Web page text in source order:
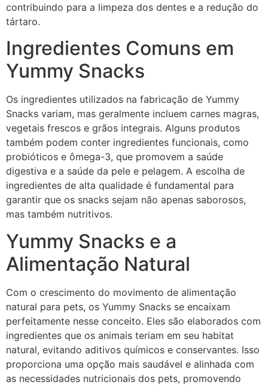
contribuindo para a limpeza dos dentes e a redução do
tártaro.
Ingredientes Comuns em
Yummy Snacks
Os ingredientes utilizados na fabricação de Yummy
Snacks variam, mas geralmente incluem carnes magras,
vegetais frescos e grãos integrais. Alguns produtos
também podem conter ingredientes funcionais, como
probióticos e ômega-3, que promovem a saúde
digestiva e a saúde da pele e pelagem. A escolha de
ingredientes de alta qualidade é fundamental para
garantir que os snacks sejam não apenas saborosos,
mas também nutritivos.
Yummy Snacks e a
Alimentação Natural
Com o crescimento do movimento de alimentação
natural para pets, os Yummy Snacks se encaixam
perfeitamente nesse conceito. Eles são elaborados com
ingredientes que os animais teriam em seu habitat
natural, evitando aditivos químicos e conservantes. Isso
proporciona uma opção mais saudável e alinhada com
as necessidades nutricionais dos pets, promovendo